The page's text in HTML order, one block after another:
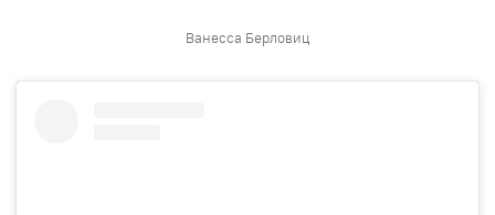
Ванесса Берловиц